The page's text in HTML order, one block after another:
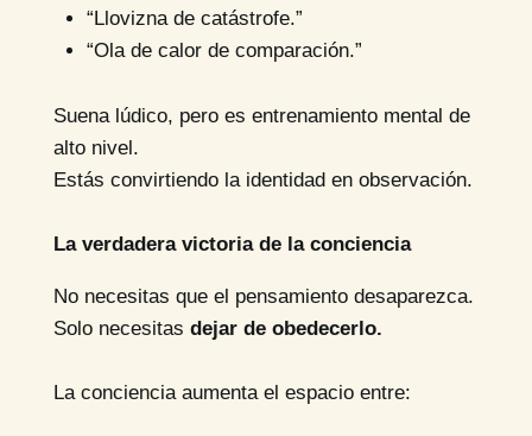
“Llovizna de catástrofe.”
“Ola de calor de comparación.”
Suena lúdico, pero es entrenamiento mental de
alto nivel.
Estás convirtiendo la identidad en observación.
La verdadera victoria de la conciencia
No necesitas que el pensamiento desaparezca.
Solo necesitas dejar de obedecerlo.
La conciencia aumenta el espacio entre: